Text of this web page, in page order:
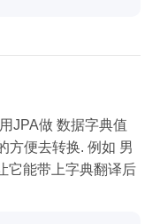
JPA做 数据字典值
便去转换. 例如 男